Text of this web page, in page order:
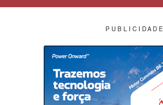
P U B L I C I D A D E